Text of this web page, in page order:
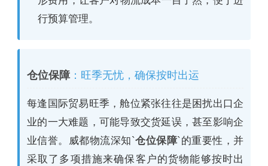
行预算管理。
仓位保障 ：旺季无忧，确保按时出运
每逢国际贸易旺季，舱位紧张往往是困扰出口企
业的一大难题，可能导致交货延误，甚至影响企
业信誉。威都物流深知`仓位保障`的重要性，并
采取了多项措施来确保客户的货物能够按时出